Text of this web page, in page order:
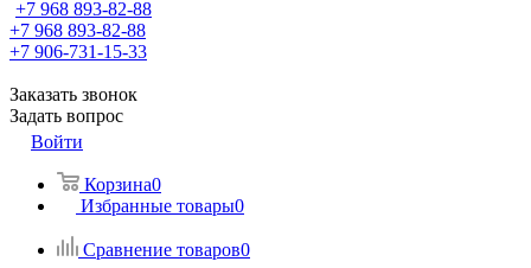
+7 968 893-82-88
+7 968 893-82-88
+7 906-731-15-33
Заказать звонок
Задать вопрос
Войти
Корзина0
Избранные товары0
Сравнение товаров0